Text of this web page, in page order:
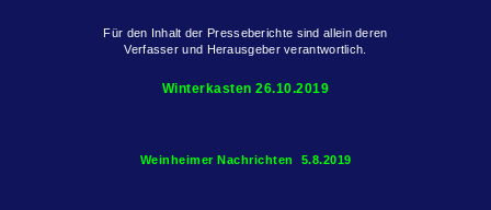
Für den Inhalt der Presseberichte sind allein deren
Verfasser und Herausgeber verantwortlich.
Winterkasten 26.10.2019
Weinheimer Nachrichten 5.8.2019